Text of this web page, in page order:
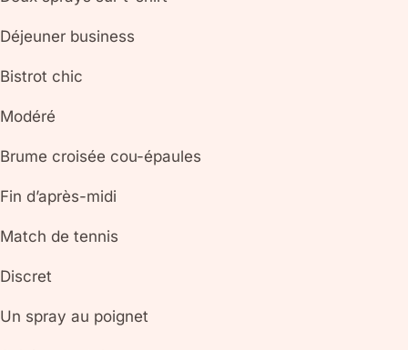
Déjeuner business
Bistrot chic
Modéré
Brume croisée cou-épaules
Fin d’après-midi
Match de tennis
Discret
Un spray au poignet